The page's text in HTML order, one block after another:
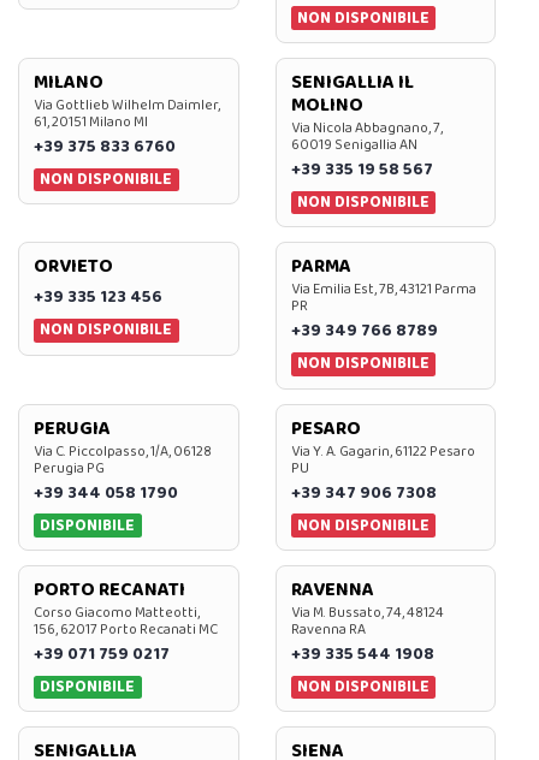
NON DISPONIBILE
MILANO
Via Gottlieb Wilhelm Daimler,
61, 20151 Milano MI
+39 375 833 6760
NON DISPONIBILE
SENIGALLIA IL
MOLINO
Via Nicola Abbagnano, 7,
60019 Senigallia AN
+39 335 19 58 567
NON DISPONIBILE
ORVIETO
+39 335 123 456
NON DISPONIBILE
PARMA
Via Emilia Est, 7B, 43121 Parma
PR
+39 349 766 8789
NON DISPONIBILE
PERUGIA
Via C. Piccolpasso, 1/A, 06128
Perugia PG
+39 344 058 1790
DISPONIBILE
PESARO
Via Y. A. Gagarin, 61122 Pesaro
PU
+39 347 906 7308
NON DISPONIBILE
PORTO RECANATI
Corso Giacomo Matteotti,
156, 62017 Porto Recanati MC
+39 071 759 0217
DISPONIBILE
RAVENNA
Via M. Bussato, 74, 48124
Ravenna RA
+39 335 544 1908
NON DISPONIBILE
SENIGALLIA SIENA